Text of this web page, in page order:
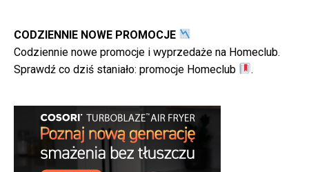
CODZIENNIE NOWE PROMOCJE
Codziennie nowe promocje i wyprzedaże na Homeclub.
Sprawdź co dziś staniało: promocje Homeclub .